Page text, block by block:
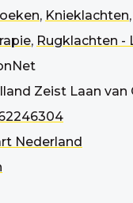
, Knieklachten,
, Rugklachten -
Zeist Laan
Nederland